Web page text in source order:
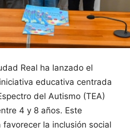
Real ha lanzado el
educativa centrada
del Autismo (TEA)
4 y 8 años. Este
la inclusión social